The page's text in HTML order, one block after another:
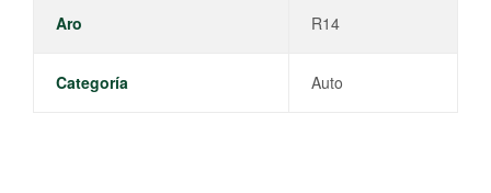
Aro R14
Categoría Auto